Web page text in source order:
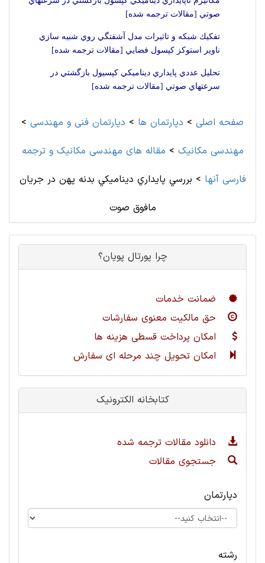
صوتي [مقالات ترجمه شده]
تفكيك شبكه و تاثيرات مدل آشفتگي روي شبيه سازي
ناوير استوكز كپسول فضايي [مقالات ترجمه شده]
تحليل عددي پايداري ديناميكي كپسيول بازگشتي در
سرعتهاي صوتي [مقالات ترجمه شده]
صفحه اصلی > دپارتمان ها > دپارتمان فنی و مهندسی >
مهندسی مکانیک > مقاله های مهندسی مکانیک و ترجمه
فارسی آنها > بررسي پايداري ديناميكي بدنه پهن در جريان
مافوق صوت
چرا پورتال پویان؟
ضمانت خدمات
حق مالکیت معنوی سفارشات
امکان پرداخت قسطی هزینه ها
امکان تحویل چند مرحله ای سفارش
کتابخانه الکترونیک
دانلود مقالات ترجمه شده
جستجوی مقالات
دپارتمان
رشته